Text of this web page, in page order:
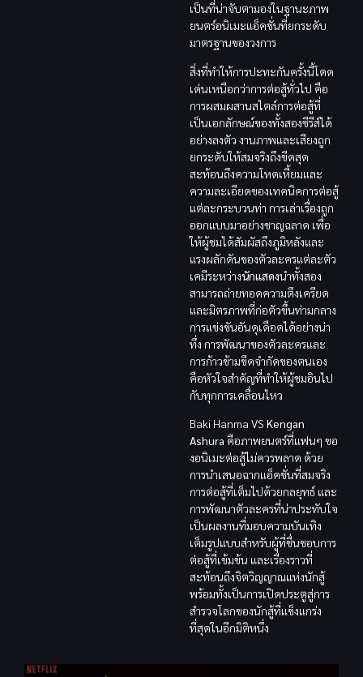
เป็นที่น่าจับตามองในฐานะภาพ
ยนตร์อนิเมะแอ็คชั่นที่ยกระดับ
มาตรฐานของวงการ
สิ่งที่ทำให้การปะทะกันครั้งนี้โดด
เด่นเหนือกว่าการต่อสู้ทั่วไป คือ
การผสมผสานสไตล์การต่อสู้ที่
เป็นเอกลักษณ์ของทั้งสองซีรีส์ได้
อย่างลงตัว งานภาพและเสียงถูก
ยกระดับให้สมจริงถึงขีดสุด
สะท้อนถึงความโหดเหี้ยมและ
ความละเอียดของเทคนิคการต่อสู้
แต่ละกระบวนท่า การเล่าเรื่องถูก
ออกแบบมาอย่างชาญฉลาด เพื่อ
ให้ผู้ชมได้สัมผัสถึงภูมิหลังและ
แรงผลักดันของตัวละครแต่ละตัว
เคมีระหว่างนักแสดงนำทั้งสอง
สามารถถ่ายทอดความตึงเครียด
และมิตรภาพที่ก่อตัวขึ้นท่ามกลาง
การแข่งขันอันดุเดือดได้อย่างน่า
ทึ่ง การพัฒนาของตัวละครและ
การก้าวข้ามขีดจำกัดของตนเอง
คือหัวใจสำคัญที่ทำให้ผู้ชมอินไป
กับทุกการเคลื่อนไหว
Baki Hanma VS Kengan
Ashura คือภาพยนตร์ที่แฟนๆ ขอ
งอนิเมะต่อสู้ไม่ควรพลาด ด้วย
การนำเสนอฉากแอ็คชั่นที่สมจริง
การต่อสู้ที่เต็มไปด้วยกลยุทธ์ และ
การพัฒนาตัวละครที่น่าประทับใจ
เป็นผลงานที่มอบความบันเทิง
เต็มรูปแบบสำหรับผู้ที่ชื่นชอบการ
ต่อสู้ที่เข้มข้น และเรื่องราวที่
สะท้อนถึงจิตวิญญาณแห่งนักสู้
พร้อมทั้งเป็นการเปิดประตูสู่การ
สำรวจโลกของนักสู้ที่แข็งแกร่ง
ที่สุดในอีกมิติหนึ่ง